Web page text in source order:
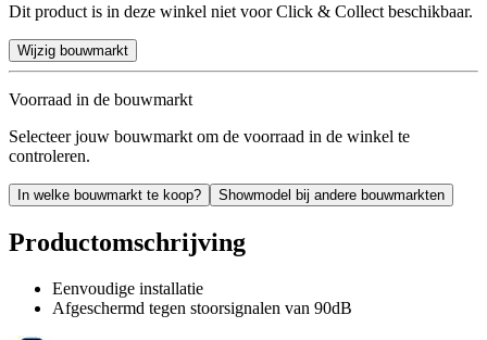
Dit product is in deze winkel niet voor Click & Collect beschikbaar.
Wijzig bouwmarkt
Voorraad in de bouwmarkt
Selecteer jouw bouwmarkt om de voorraad in de winkel te
controleren.
In welke bouwmarkt te koop? Showmodel bij andere bouwmarkten
Productomschrijving
Eenvoudige installatie
Afgeschermd tegen stoorsignalen van 90dB